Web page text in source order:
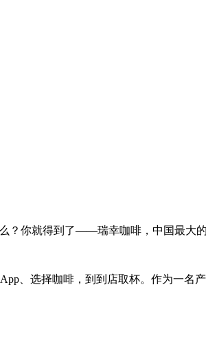
？你就得到了——瑞幸咖啡，中国最大的
、选择咖啡，到到店取杯。作为一名